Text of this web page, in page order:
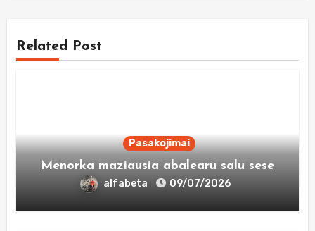
Related Post
Pasakojimai
Menorka maziausia abalearu salu sese
alfabeta 09/07/2026